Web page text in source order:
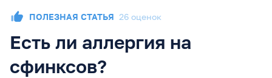
ПОЛЕЗНАЯ СТАТЬЯ 26 оценок
Есть ли аллергия на
сфинксов?